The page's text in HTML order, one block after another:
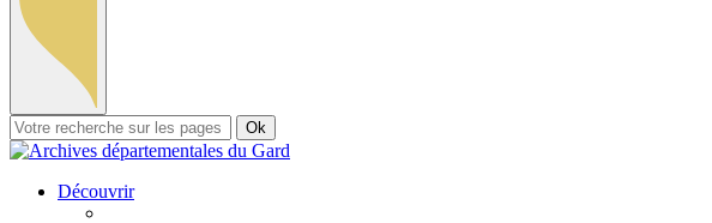
Ok
Découvrir